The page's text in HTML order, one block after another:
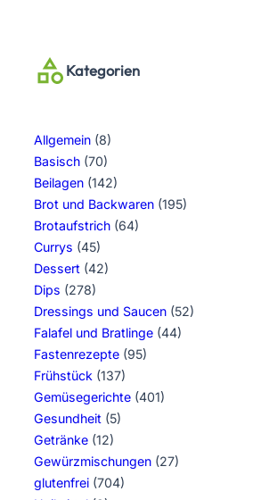
Kategorien
Allgemein (8)
Basisch (70)
Beilagen (142)
Brot und Backwaren (195)
Brotaufstrich (64)
Currys (45)
Dessert (42)
Dips (278)
Dressings und Saucen (52)
Falafel und Bratlinge (44)
Fastenrezepte (95)
Frühstück (137)
Gemüsegerichte (401)
Gesundheit (5)
Getränke (12)
Gewürzmischungen (27)
glutenfrei (704)